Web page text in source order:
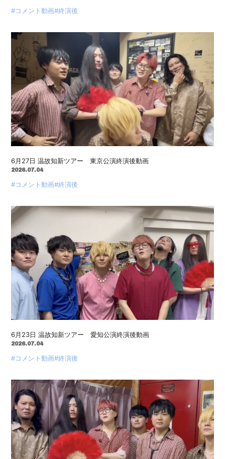
#コメント動画#終演後
6月27日 温故知新ツアー 東京公演終演後動画
2026.07.04
#コメント動画#終演後
6月23日 温故知新ツアー 愛知公演終演後動画
2026.07.04
#コメント動画#終演後